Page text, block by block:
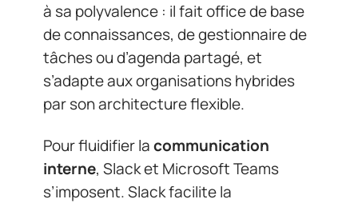
à sa polyvalence : il fait office de base
de connaissances, de gestionnaire de
tâches ou d’agenda partagé, et
s’adapte aux organisations hybrides
par son architecture flexible.
Pour fluidifier lacommunication
interne, Slack et Microsoft Teams
s’imposent. Slack facilite la